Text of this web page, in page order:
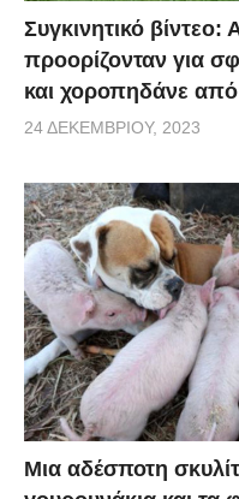
Συγκινητικό
προορίζονταν για
και χοροπηδάνε
24 ΔΕΚΕΜΒΡΊΟΥ, 2023
Μια αδέσποτη